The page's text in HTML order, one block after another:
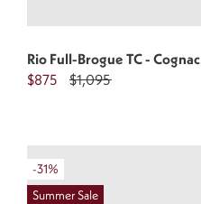
Rio Full-Brogue TC - Cognac
$875
$1,095
-31%
Summer Sale